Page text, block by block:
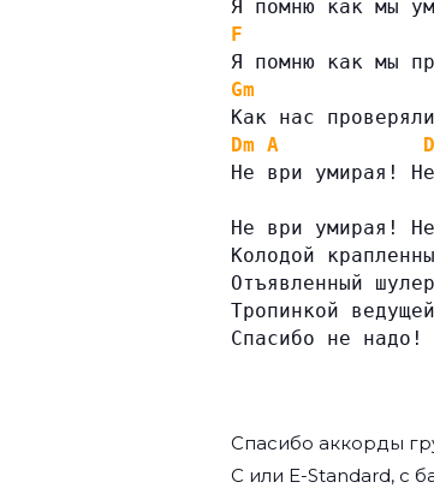
Я помню как мы
F
Я помню как мы
Gm
Как нас
Dm A
Не ври умирая!
Не ври умирая!
Колодой
Отъявленный
Тропинкой
Спасибо не надо!
Спасибо аккорды
C или E-Standard, с